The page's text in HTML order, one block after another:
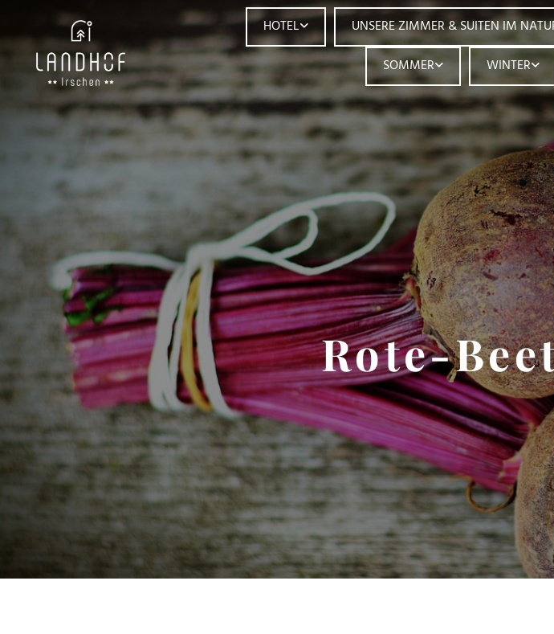
HOTEL UNSERE ZIMMER & SUITEN IM
SOMMER
WINTER
Rote-